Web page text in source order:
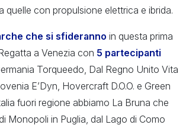
quelle con propulsione elettrica e ibrida.
che si sfideranno in questa prima
a Venezia con 5 partecipanti
Torqueedo, Dal Regno Unito Vita
E’Dyn, Hovercraft D.O.O. e Green
fuori regione abbiamo La Bruna che
Monopoli in Puglia, dal Lago di Como